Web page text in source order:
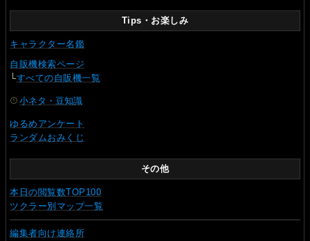
Tips・お楽しみ
キャラクター名鑑
自販機検索ページ
└すべての自販機一覧
小ネタ・豆知識
ゆるめアンケート
ランダムおみくじ
その他
本日の閲覧数TOP100
ツクラー別マップ一覧
編集者向け連絡所